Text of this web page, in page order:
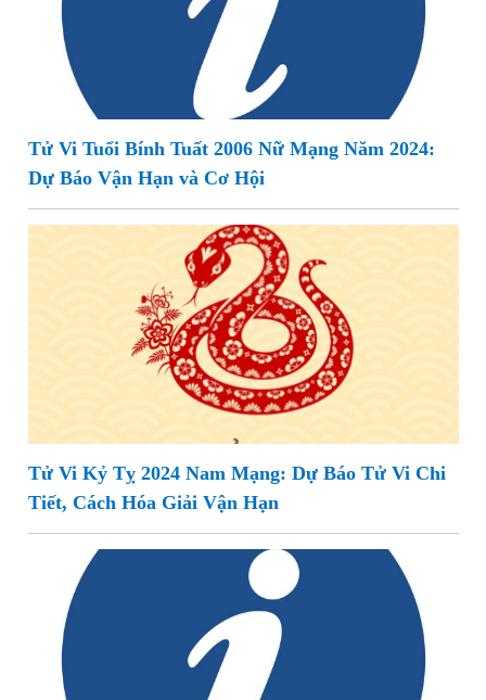
Tử Vi Tuổi Bính Tuất 2006 Nữ Mạng Năm 2024:
Dự Báo Vận Hạn và Cơ Hội
Tử Vi Kỷ Tỵ 2024 Nam Mạng: Dự Báo Tử Vi Chi
Tiết, Cách Hóa Giải Vận Hạn